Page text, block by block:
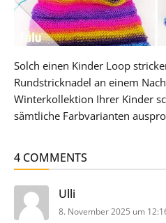
Solch einen Kinder Loop
Rundstricknadel an einem
Winterkollektion Ihrer Kinder
sämtliche Farbvarianten
4 COMMENTS
Ulli
8. November 2025 um